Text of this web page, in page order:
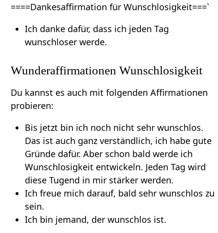
====Dankesaffirmation für Wunschlosigkeit===`
Ich danke dafür, dass ich jeden Tag
wunschloser werde.
Wunderaffirmationen Wunschlosigkeit
Du kannst es auch mit folgenden Affirmationen
probieren:
Bis jetzt bin ich noch nicht sehr wunschlos.
Das ist auch ganz verständlich, ich habe gute
Gründe dafür. Aber schon bald werde ich
Wunschlosigkeit entwickeln. Jeden Tag wird
diese Tugend in mir stärker werden.
Ich freue mich darauf, bald sehr wunschlos zu
sein.
Ich bin jemand, der wunschlos ist.